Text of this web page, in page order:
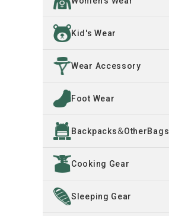
レンタル・修理
Kid's Wear
Wear Accessory
Foot Wear
Backpacks＆OtherBags
Cooking Gear
Sleeping Gear